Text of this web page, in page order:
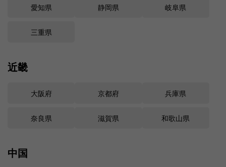
愛知県 静岡県 岐阜県
三重県
近畿
大阪府 京都府 兵庫県
奈良県 滋賀県 和歌山県
中国